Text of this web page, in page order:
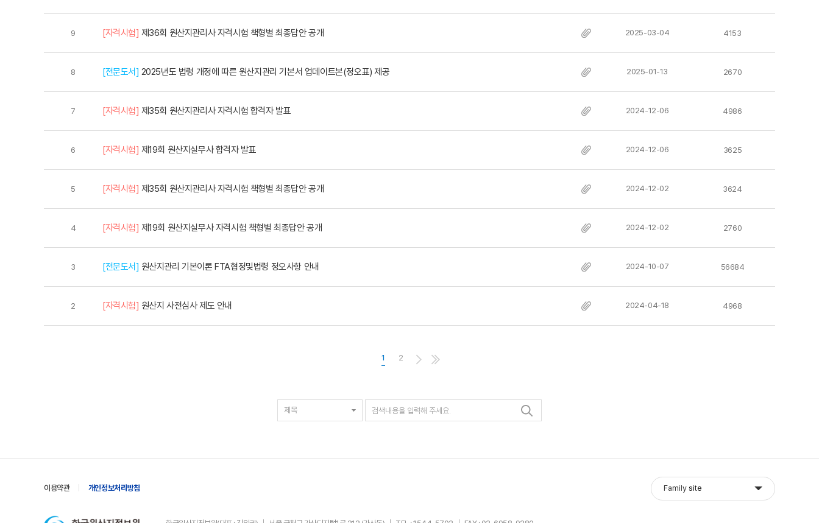
9 [자격시험] 제36회 원산지관리사 자격시험 책형별 최종답안 공개 2025-03-04 4153
8 [전문도서] 2025년도 법령 개정에 따른 원산지관리 기본서 업데이트본(정오표) 제공 2025-01-13 2670
7 [자격시험] 제35회 원산지관리사 자격시험 합격자 발표 2024-12-06 4986
6 [자격시험] 제19회 원산지실무사 합격자 발표 2024-12-06 3625
5 [자격시험] 제35회 원산지관리사 자격시험 책형별 최종답안 공개 2024-12-02 3624
4 [자격시험] 제19회 원산지실무사 자격시험 책형별 최종답안 공개 2024-12-02 2760
3 [전문도서] 원산지관리 기본이론 FTA협정및법령 정오사항 안내 2024-10-07 56684
2 [자격시험] 원산지 사전심사 제도 안내 2024-04-18 4968
1 2
이용약관 개인정보처리방침 Family site